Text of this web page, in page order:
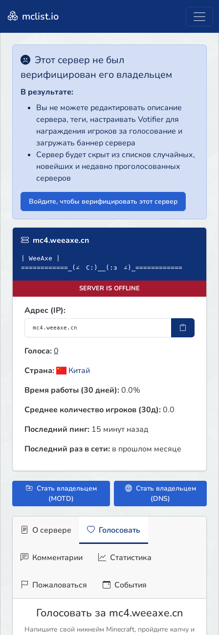
mclist.io
Этот сервер не был
верифицирован его владельцем
В результате:
Вы не можете редактировать описание
сервера, теги, настраивать Votifier для
награждения игроков за голосование и
загружать баннер сервера
Сервер будет скрыт из списков случайных,
новейших и недавно проголосованных
серверов
Войдите, чтобы верифицировать этот сервер
mc4.weeaxe.cn
| WeeAxe |
============_(∠ゝC:)__(:зゝ∠)_============
SERVER IS OFFLINE
Адрес (IP):
Голоса:0
Страна:
Китай
Время работы (30 дней):0.0%
Среднее количество игроков (30д):0.0
Последний пинг: 15 минут назад
Последний раз в сети: в прошлом месяце
Стать владельцем
(MOTD)
Стать владельцем
(DNS)
О сервере Голосовать
Комментарии Статистика
Пожаловаться События
Голосовать за mc4.weeaxe.cn
Напишите свой никнейм Minecraft, пройдите капчу и